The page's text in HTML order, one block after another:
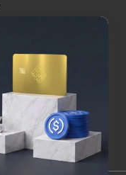
交易所
Bybit
OKX
HOYA BIT
其他